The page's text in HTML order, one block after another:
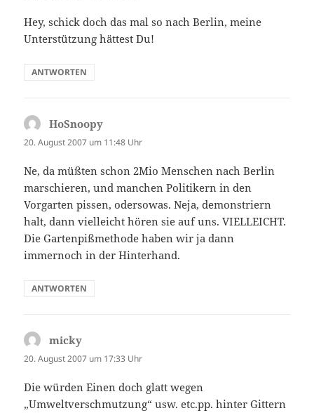
Hey, schick doch das mal so nach Berlin, meine
Unterstützung hättest Du!
ANTWORTEN
HoSnoopy
20. August 2007 um 11:48 Uhr
Ne, da müßten schon 2Mio Menschen nach Berlin
marschieren, und manchen Politikern in den
Vorgarten pissen, odersowas. Neja, demonstriern
halt, dann vielleicht hören sie auf uns. VIELLEICHT.
Die Gartenpißmethode haben wir ja dann
immernoch in der Hinterhand.
ANTWORTEN
micky
20. August 2007 um 17:33 Uhr
Die würden Einen doch glatt wegen
„Umweltverschmutzung“ usw. etc.pp. hinter Gittern